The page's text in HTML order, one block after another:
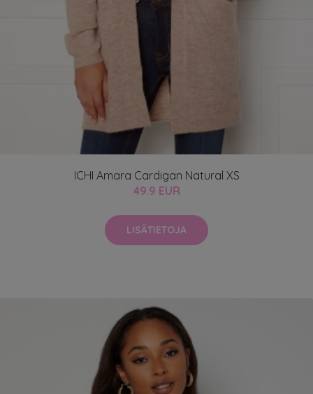
ICHI Amara Cardigan Natural XS
49.9 EUR
LISÄTIETOJA